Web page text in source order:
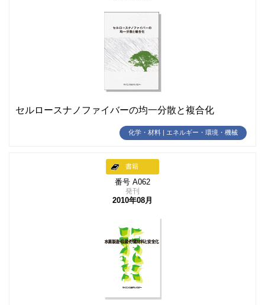
セルロースナノファイバーの均一分散と複合化
化学・材料 | エネルギー・環境・機械
書籍
番号 A062
発刊
2010年08月